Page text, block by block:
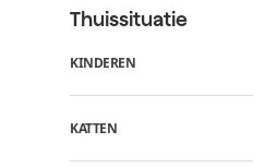
Thuissituatie
KINDEREN
KATTEN